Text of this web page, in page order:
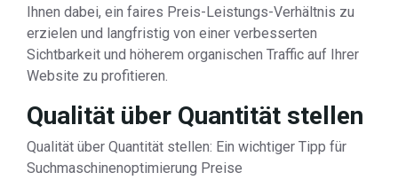
Ihnen dabei, ein faires Preis-Leistungs-Verhältnis zu
erzielen und langfristig von einer verbesserten
Sichtbarkeit und höherem organischen Traffic auf Ihrer
Website zu profitieren.
Qualität über Quantität stellen
Qualität über Quantität stellen: Ein wichtiger Tipp für
Suchmaschinenoptimierung Preise